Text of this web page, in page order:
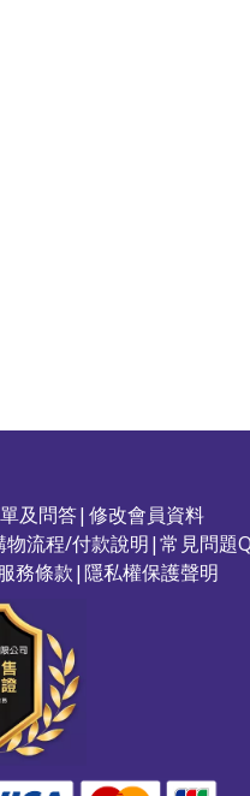
及問答| 修改會員資料
物流程/付款說明|常見問題
務條款|隱私權保護聲明